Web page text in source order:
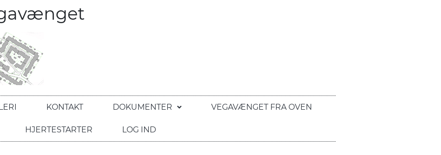
KONTAKT DOKUMENTER VEGAVÆNGET FRA OVEN
HJERTESTARTER LOG IND